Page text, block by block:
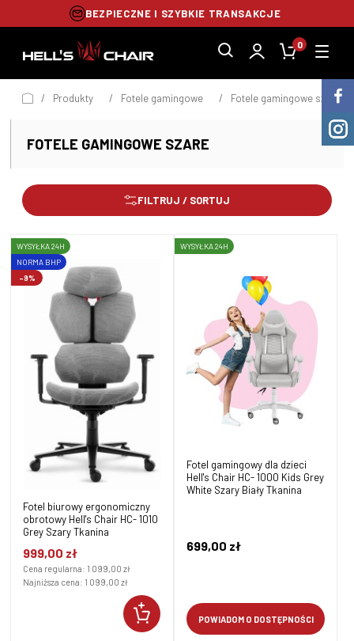
BEZPIECZNE I SZYBKIE TRANSAKCJE
0
/ Produkty / Fotele gamingowe / Fotele gamingowe szare
FOTELE GAMINGOWE SZARE
FILTRUJ / SORTUJ
Fotel biurowy ergonomiczny
obrotowy Hell's Chair HC- 1010
Grey Szary Tkanina
999,00 zł
Cena regularna: 1 099,00 zł
Najniższa cena: 1 099,00 zł
-9%
WYSYŁKA 24H
NORMA BHP
Fotel gamingowy dla dzieci
Hell's Chair HC- 1000 Kids Grey
White Szary Biały Tkanina
699,00 zł
POWIADOM O DOSTĘPNOŚCI
WYSYŁKA 24H